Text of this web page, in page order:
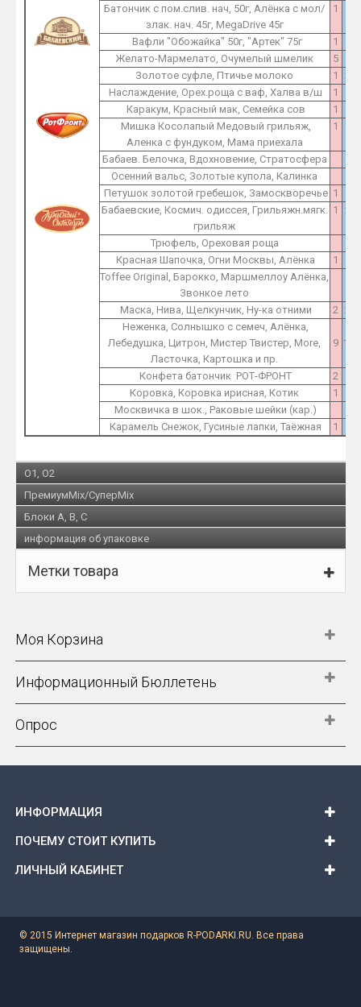
Батончик с пом.слив. нач, 50г, Алёнка с мол/
злак. нач. 45г, MegaDrive 45г
1
Вафли "Обожайка" 50г, "Артек" 75г 1
Желато-Мармелато, Очумелый шмелик
5
Золотое суфле, Птичье молоко
1
2
Наслаждение, Орех.роща с ваф, Халва в/ш
1
Каракум, Красный мак, Семейка сов
1
Мишка Косолапый Медовый грильяж,
Аленка с фундуком, Мама приехала
1
Бабаев. Белочка, Вдохновение, Стратосфера
Осенний вальс, Золотые купола, Калинка
Петушок золотой гребешок, Замоскворечье 1
Бабаевские, Космич. одиссея, Грильяжн.мягк.
грильяж
1 2
Трюфель, Ореховая роща
Красная Шапочка, Огни Москвы, Алёнка
1
Toffee Original, Барокко, Маршмеллоу Алёнка,
Звонкое лето
Маска, Нива, Щелкунчик, Ну-ка отними 2 2
Неженка, Солнышко с семеч, Алёнка,
Лебедушка, Цитрон, Мистер Твистер, More,
Ласточка, Картошка и пр.
9 12
Конфета батончик РОТ-ФРОНТ 2
Коровка, Коровка ирисная, Котик
1
Москвичка в шок., Раковые шейки (кар.)
Карамель Снежок, Гусиные лапки, Таёжная
1
O1, O2
ПремиумMix/СуперMix
Блоки A, B, C
информация об упаковке
Метки товара
Моя Корзина
Информационный Бюллетень
Опрос
ИНФОРМАЦИЯ
ПОЧЕМУ СТОИТ КУПИТЬ
ЛИЧНЫЙ КАБИНЕТ
© 2015 Интернет магазин подарков R-PODARKI.RU. Все права
защищены.